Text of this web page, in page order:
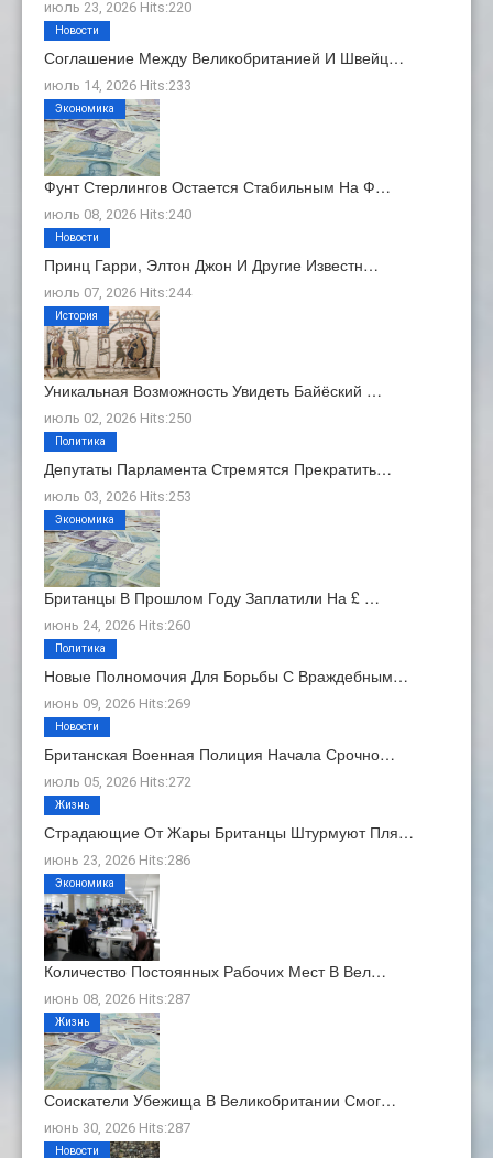
июль 23, 2026 Hits:220
Соглашение Между Великобританией И Швейц…
июль 14, 2026 Hits:233
Новости
Фунт Стерлингов Остается Стабильным На Ф…
июль 08, 2026 Hits:240
Экономика
Принц Гарри, Элтон Джон И Другие Известн…
июль 07, 2026 Hits:244
Новости
Уникальная Возможность Увидеть Байёский …
июль 02, 2026 Hits:250
История
Депутаты Парламента Стремятся Прекратить…
июль 03, 2026 Hits:253
Политика
Британцы В Прошлом Году Заплатили На £ …
июнь 24, 2026 Hits:260
Экономика
Новые Полномочия Для Борьбы С Враждебным…
июнь 09, 2026 Hits:269
Политика
Британская Военная Полиция Начала Срочно…
июль 05, 2026 Hits:272
Новости
Страдающие От Жары Британцы Штурмуют Пля…
июнь 23, 2026 Hits:286
Жизнь
Количество Постоянных Рабочих Мест В Вел…
июнь 08, 2026 Hits:287
Экономика
Соискатели Убежища В Великобритании Смог…
июнь 30, 2026 Hits:287
Жизнь
Новости